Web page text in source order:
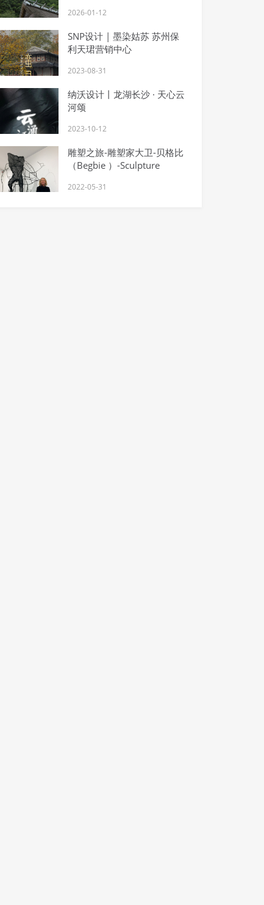
2026-01-12
SNP设计 | 墨染姑苏 苏州保
利天珺营销中心
2023-08-31
纳沃设计丨龙湖长沙 · 天心云
河颂
2023-10-12
雕塑之旅-雕塑家大卫-贝格比
（Begbie ）-Sculpture
2022-05-31